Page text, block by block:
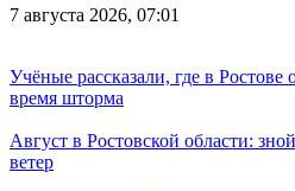
7 августа 2026, 07:01
Учёные рассказали, где в Ростове
время шторма
Август в Ростовской области:
ветер